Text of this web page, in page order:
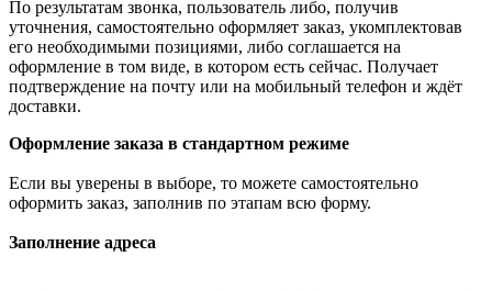
По результатам звонка, пользователь либо, получив
уточнения, самостоятельно оформляет заказ, укомплектовав
его необходимыми позициями, либо соглашается на
оформление в том виде, в котором есть сейчас. Получает
подтверждение на почту или на мобильный телефон и ждёт
доставки.
Оформление заказа в стандартном режиме
Если вы уверены в выборе, то можете самостоятельно
оформить заказ, заполнив по этапам всю форму.
Заполнение адреса